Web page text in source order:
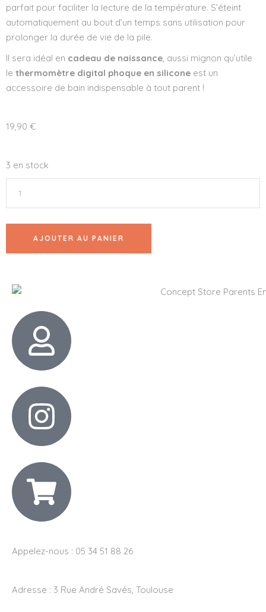
parfait pour faciliter la lecture de la température. S’éteint
automatiquement au bout d’un temps sans utilisation pour
prolonger la durée de vie de la pile.
Il sera idéal en cadeau de naissance, aussi mignon qu’utile
le thermomètre digital phoque en silicone est un
accessoire de bain indispensable à tout parent !
19,90 €
3 en stock
AJOUTER AU PANIER
Appelez-nous : 05 34 51 88 26
Adresse : 3 Rue André Savés, Toulouse